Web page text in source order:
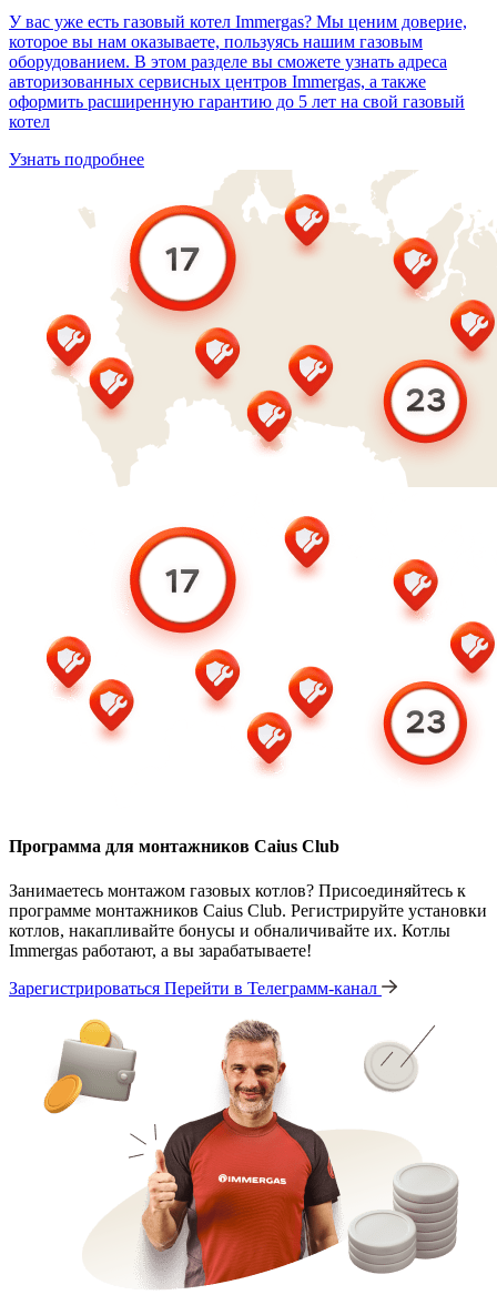
У вас уже есть газовый котел Immergas? Мы ценим доверие,
которое вы нам оказываете, пользуясь нашим газовым
оборудованием. В этом разделе вы сможете узнать адреса
авторизованных сервисных центров Immergas, а также
оформить расширенную гарантию до 5 лет на свой газовый
котел
Узнать подробнее
Программа для монтажников Caius Club
Занимаетесь монтажом газовых котлов? Присоединяйтесь к
программе монтажников Caius Club. Регистрируйте установки
котлов, накапливайте бонусы и обналичивайте их. Котлы
Immergas работают, а вы зарабатываете!
Зарегистрироваться Перейти в Телеграмм-канал